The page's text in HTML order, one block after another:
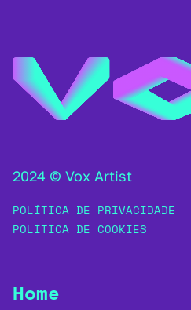
2024 © Vox Artist
POLÍTICA DE PRIVACIDADE
POLÍTICA DE COOKIES
Home